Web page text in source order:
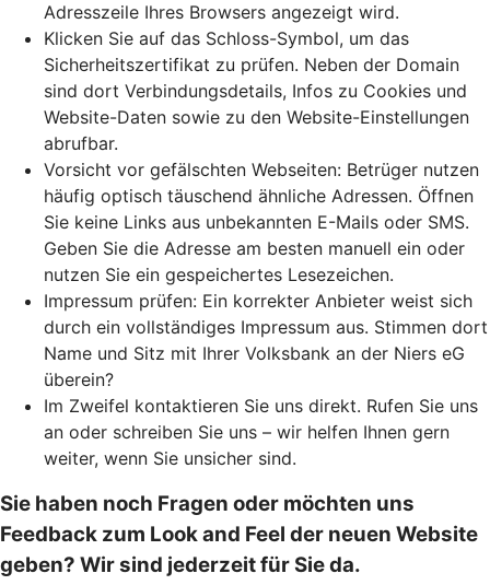
Adresszeile Ihres Browsers angezeigt wird.
Klicken Sie auf das Schloss-Symbol, um das
Sicherheitszertifikat zu prüfen. Neben der Domain
sind dort Verbindungsdetails, Infos zu Cookies und
Website-Daten sowie zu den Website-Einstellungen
abrufbar.
Vorsicht vor gefälschten Webseiten: Betrüger nutzen
häufig optisch täuschend ähnliche Adressen. Öffnen
Sie keine Links aus unbekannten E-Mails oder SMS.
Geben Sie die Adresse am besten manuell ein oder
nutzen Sie ein gespeichertes Lesezeichen.
Impressum prüfen: Ein korrekter Anbieter weist sich
durch ein vollständiges Impressum aus. Stimmen dort
Name und Sitz mit Ihrer Volksbank an der Niers eG
überein?
Im Zweifel kontaktieren Sie uns direkt. Rufen Sie uns
an oder schreiben Sie uns – wir helfen Ihnen gern
weiter, wenn Sie unsicher sind.
Sie haben noch Fragen oder möchten uns
Feedback zum Look and Feel der neuen Website
geben? Wir sind jederzeit für Sie da.